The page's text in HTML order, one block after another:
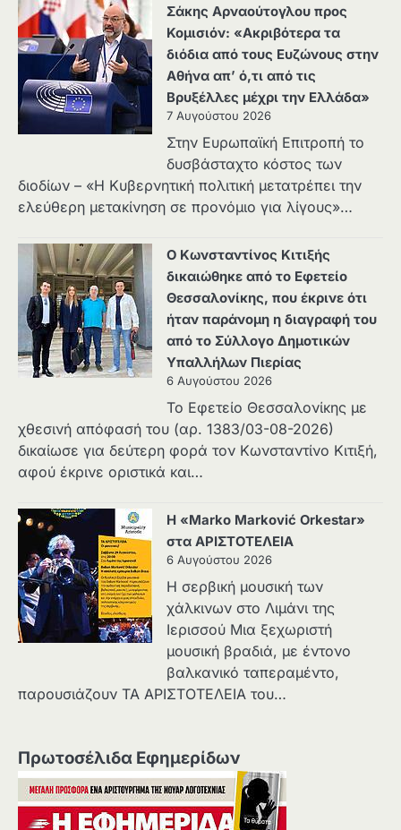
Σάκης Αρναούτογλου προς
Κομισιόν: «Ακριβότερα τα
διόδια από τους Ευζώνους στην
Αθήνα απ’ ό,τι από τις
Βρυξέλλες μέχρι την Ελλάδα»
7 Αυγούστου 2026
Στην Ευρωπαϊκή Επιτροπή το
δυσβάσταχτο κόστος των
διοδίων – «Η Κυβερνητική πολιτική μετατρέπει την
ελεύθερη μετακίνηση σε προνόμιο για λίγους»…
Ο Κωνσταντίνος Κιτιξής
δικαιώθηκε από το Εφετείο
Θεσσαλονίκης, που έκρινε ότι
ήταν παράνομη η διαγραφή του
από το Σύλλογο Δημοτικών
Υπαλλήλων Πιερίας
6 Αυγούστου 2026
Το Εφετείο Θεσσαλονίκης με
χθεσινή απόφασή του (αρ. 1383/03-08-2026)
δικαίωσε για δεύτερη φορά τον Κωνσταντίνο Κιτιξή,
αφού έκρινε οριστικά και…
Η «Marko Marković Orkestar»
στα ΑΡΙΣΤΟΤΕΛΕΙΑ
6 Αυγούστου 2026
Η σερβική μουσική των
χάλκινων στο Λιμάνι της
Ιερισσού Μια ξεχωριστή
μουσική βραδιά, με έντονο
βαλκανικό ταπεραμέντο,
παρουσιάζουν ΤΑ ΑΡΙΣΤΟΤΕΛΕΙΑ του…
Πρωτοσέλιδα Εφημερίδων